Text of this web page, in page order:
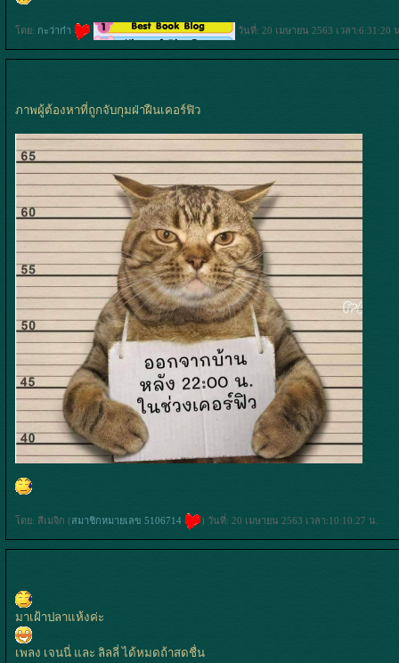
ดย: กะว่าก๋า วันที่: 20 เมษายน 2563 เวลา:6:31:20
ภาพผู้ต้องหาที่ถูกจับกุมฝ่าฝืนเคอร์ฟิว
ดย: สีเมจิก (สมาชิกหมายเลข 5106714 ) วันที่: 20 เมษายน 2563 เวลา:10:10:27 น.
มาเฝ้าปลาแห้งค่ะ
เพลง เจนนี่ และ ลิลลี่ ได้หมดถ้าสดชื่น